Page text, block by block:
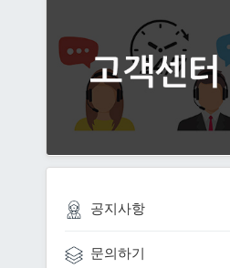
공지사항
문의하기